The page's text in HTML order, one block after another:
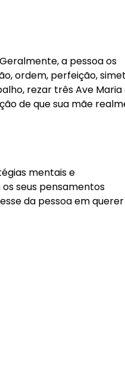
a pessoa os
ordem, perfeição,
rezar três Ave Maria
de que sua mãe
mentais e
seus pensamentos
da pessoa em